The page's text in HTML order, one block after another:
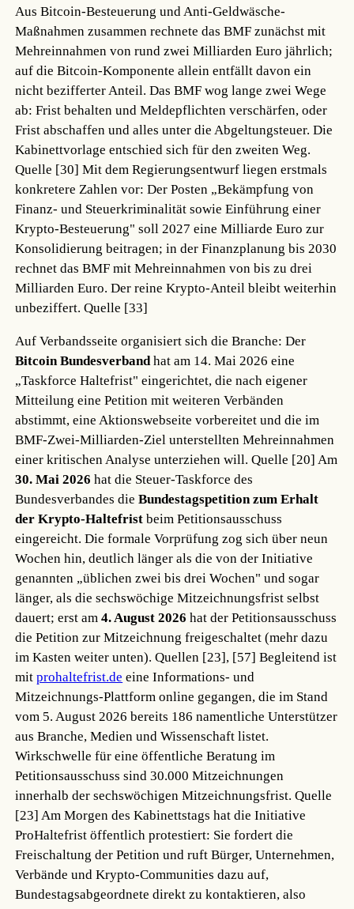
Aus Bitcoin-Besteuerung und Anti-Geldwäsche-
Maßnahmen zusammen rechnete das BMF zunächst mit
Mehreinnahmen von rund zwei Milliarden Euro jährlich;
auf die Bitcoin-Komponente allein entfällt davon ein
nicht bezifferter Anteil. Das BMF wog lange zwei Wege
ab: Frist behalten und Meldepflichten verschärfen, oder
Frist abschaffen und alles unter die Abgeltungsteuer. Die
Kabinettvorlage entschied sich für den zweiten Weg.
Quelle [30] Mit dem Regierungsentwurf liegen erstmals
konkretere Zahlen vor: Der Posten „Bekämpfung von
Finanz- und Steuerkriminalität sowie Einführung einer
Krypto-Besteuerung" soll 2027 eine Milliarde Euro zur
Konsolidierung beitragen; in der Finanzplanung bis 2030
rechnet das BMF mit Mehreinnahmen von bis zu drei
Milliarden Euro. Der reine Krypto-Anteil bleibt weiterhin
unbeziffert.Quelle [33]
Auf Verbandsseite organisiert sich die Branche: Der
Bitcoin Bundesverbandhat am 14. Mai 2026 eine
„Taskforce Haltefrist" eingerichtet, die nach eigener
Mitteilung eine Petition mit weiteren Verbänden
abstimmt, eine Aktionswebseite vorbereitet und die im
BMF-Zwei-Milliarden-Ziel unterstellten Mehreinnahmen
einer kritischen Analyse unterziehen will.Quelle [20] Am
30. Mai 2026 hat die Steuer-Taskforce des
Bundesverbandes dieBundestagspetition zum Erhalt
der Krypto-Haltefrist beim Petitionsausschuss
eingereicht. Die formale Vorprüfung zog sich über neun
Wochen hin, deutlich länger als die von der Initiative
genannten „üblichen zwei bis drei Wochen" und sogar
länger, als die sechswöchige Mitzeichnungsfrist selbst
dauert; erst am4. August 2026 hat der Petitionsausschuss
die Petition zur Mitzeichnung freigeschaltet (mehr dazu
im Kasten weiter unten).Quellen [23], [57] Begleitend ist
mitprohaltefrist.de eine Informations- und
Mitzeichnungs-Plattform online gegangen, die im Stand
vom 5. August 2026 bereits 186 namentliche Unterstützer
aus Branche, Medien und Wissenschaft listet.
Wirkschwelle für eine öffentliche Beratung im
Petitionsausschuss sind 30.000 Mitzeichnungen
innerhalb der sechswöchigen Mitzeichnungsfrist.Quelle
[23] Am Morgen des Kabinettstags hat die Initiative
ProHaltefrist öffentlich protestiert: Sie fordert die
Freischaltung der Petition und ruft Bürger, Unternehmen,
Verbände und Krypto-Communities dazu auf,
Bundestagsabgeordnete direkt zu kontaktieren, also